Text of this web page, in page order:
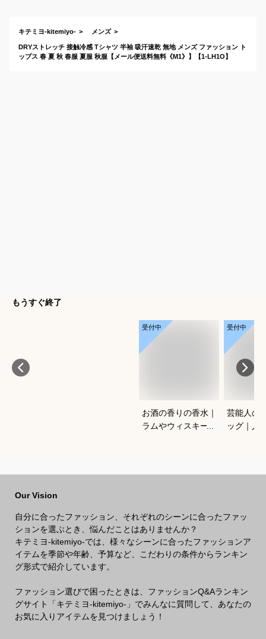
キテミヨ-kitemiyo- メンズ
DRYストレッチ 接触冷感 Tシャツ 半袖 吸汗速乾 無地 メンズ ファッション ト
ップス 春 夏 秋 春服 夏服 秋服【メール便送料無料《M1》】【1-LH1O】
もうすぐ終了
受付中
お酒の香りの香水｜
ラムやウィスキーな
受付中
芸能人の
ッグ｜人
Our Vision
自分に合ったファッション、それぞれのシーンに合ったファッ
ションを選ぶとき、悩んだことはありませんか？
キテミヨ-kitemiyo-では、様々なシーンに合ったファッションア
イテムを季節や年齢、予算など、こだわりの条件からランキン
グ形式で紹介しています。
ファッション選びで困ったときは、ファッションQ&Aランキン
グサイト「キテミヨ-kitemiyo-」でみんなに質問して、あなたの
お気に入りアイテムを見つけましょう！